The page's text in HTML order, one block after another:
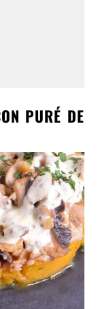
PURÉ DE